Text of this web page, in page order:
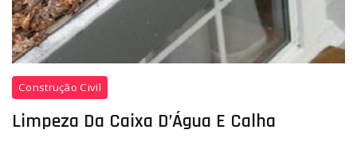
Limpeza
da
Caixa
d’Água
Construção Civil
Limpeza Da Caixa D’Água E Calha